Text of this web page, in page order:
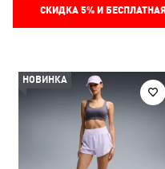
СКИДКА 5%И
НОВИНКА